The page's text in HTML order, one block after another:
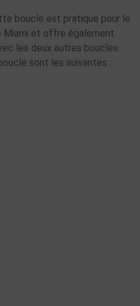
boucle est pratique pour le
Miami et offre également
les deux autres boucles.
sont les suivantes :